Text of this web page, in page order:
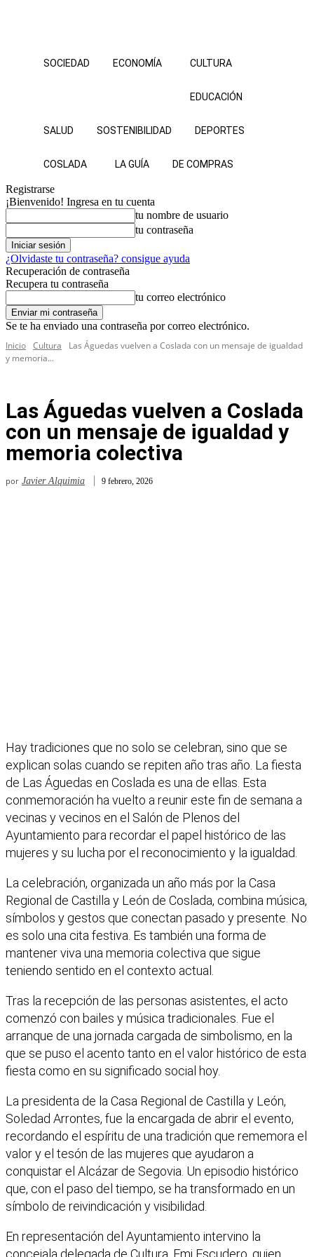
SOCIEDAD ECONOMÍA CULTURA
EDUCACIÓN
SALUD SOSTENIBILIDAD DEPORTES
COSLADA LA GUÍA DE COMPRAS
Registrarse
¡Bienvenido! Ingresa en tu cuenta
tu nombre de usuario
tu contraseña
¿Olvidaste tu contraseña? consigue ayuda
Recuperación de contraseña
Recupera tu contraseña
tu correo electrónico
Se te ha enviado una contraseña por correo electrónico.
Inicio Cultura
Las Águedas vuelven a Coslada con un mensaje de igualdad
y memoria...
Las Águedas vuelven a Coslada
con un mensaje de igualdad y
memoria colectiva
por Javier Alquimia 9 febrero, 2026
Hay tradiciones que no solo se celebran, sino que se
explican solas cuando se repiten año tras año. La fiesta
de Las Águedas en Coslada es una de ellas. Esta
conmemoración ha vuelto a reunir este fin de semana a
vecinas y vecinos en el Salón de Plenos del
Ayuntamiento para recordar el papel histórico de las
mujeres y su lucha por el reconocimiento y la igualdad.
La celebración, organizada un año más por la Casa
Regional de Castilla y León de Coslada, combina música,
símbolos y gestos que conectan pasado y presente. No
es solo una cita festiva. Es también una forma de
mantener viva una memoria colectiva que sigue
teniendo sentido en el contexto actual.
Tras la recepción de las personas asistentes, el acto
comenzó con bailes y música tradicionales. Fue el
arranque de una jornada cargada de simbolismo, en la
que se puso el acento tanto en el valor histórico de esta
fiesta como en su significado social hoy.
La presidenta de la Casa Regional de Castilla y León,
Soledad Arrontes, fue la encargada de abrir el evento,
recordando el espíritu de una tradición que rememora el
valor y el tesón de las mujeres que ayudaron a
conquistar el Alcázar de Segovia. Un episodio histórico
que, con el paso del tiempo, se ha transformado en un
símbolo de reivindicación y visibilidad.
En representación del Ayuntamiento intervino la
concejala delegada de Cultura, Emi Escudero, quien